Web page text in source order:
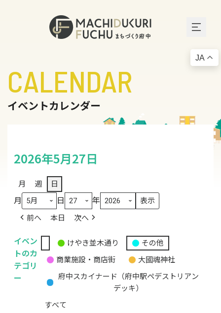
CALENDAR
イベントカレンダー
2026年5月27日
月 週 日
月 日 年
前へ 本日 次へ
イベン
トのカ
テゴリ
ー
無
題
カ
ゴ
けやき並木通り
その他
商業施設・商店街
大國魂神社
府中スカイナード（府中駅ペデストリアン
デッキ）
すべて
JA